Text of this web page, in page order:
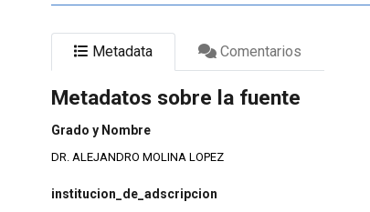
Metadata Comentarios
Metadatos sobre la fuente
Grado y Nombre
DR. ALEJANDRO MOLINA LOPEZ
institucion_de_adscripcion